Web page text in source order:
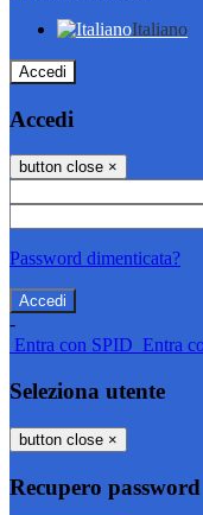
Italiano
Accedi
Accedi
button close ×
Password dimenticata?
-
Entra con SPID Entra
Seleziona utente
button close ×
Recupero password